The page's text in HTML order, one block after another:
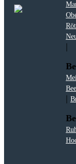
|
|